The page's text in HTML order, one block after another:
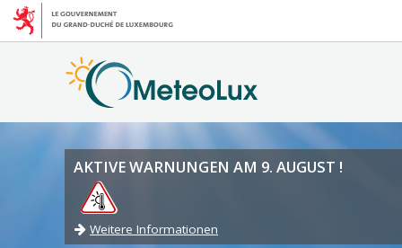
AKTIVE WARNUNGEN AM 9. AUGUST !
Weitere Informationen